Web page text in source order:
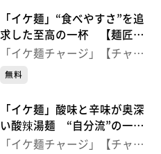
「イケ麺」“食べやすさ”を追
求した至高の一杯 【麺匠
ぼんてん】（仙台・青葉区）
「イケ麺チャージ」【チャー
ジ！】
無料
「イケ麺」酸味と辛味が奥深
い酸辣湯麺 “自分流”の一
杯 【我流酸辣湯麺 拉麺勇
「イケ麺チャージ」【チャー